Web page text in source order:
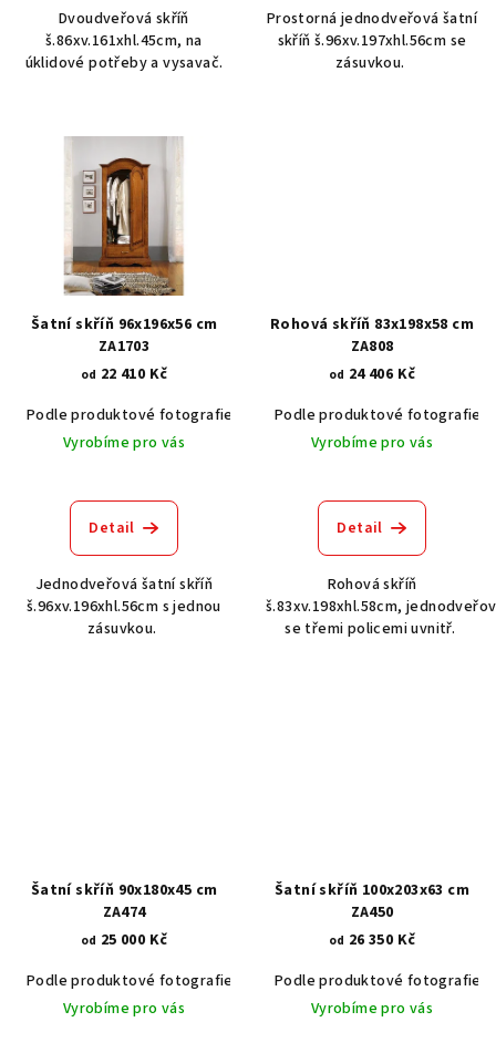
Dvoudveřová skříň
š.86xv.161xhl.45cm, na
úklidové potřeby a vysavač.
Prostorná jednodveřová šatní
skříň š.96xv.197xhl.56cm se
zásuvkou.
Šatní skříň 96x196x56 cm
ZA1703
od 22 410 Kč
Podle produktové fotografie
Akát vintage BT1551
Dub světlý
Vyrobíme pro vás
Detail
Jednodveřová šatní skříň
š.96xv.196xhl.56cm s jednou
zásuvkou.
Rohová skříň 83x198x58 cm
ZA808
od 24 406 Kč
Podle produktové fotografie
Vyrobíme pro vás
Detail
Rohová skříň
š.83xv.198xhl.58cm,
se třemi policemi uvnitř.
Šatní skříň 90x180x45 cm
ZA474
od 25 000 Kč
Podle produktové fotografie
Akát vintage BT1551
Dub světlý
Vyrobíme pro vás
Šatní skříň 100x203x63 cm
ZA450
od 26 350 Kč
Podle produktové fotografie
Vyrobíme pro vás